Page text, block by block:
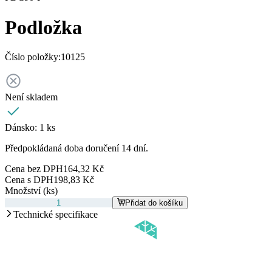
Podložka
Číslo položky:10125
Není skladem
Dánsko: 1 ks
Předpokládaná doba doručení 14 dní.
Cena bez DPH164,32 Kč
Cena s DPH198,83 Kč
Množství (ks)
Přidat do košíku
Technické specifikace